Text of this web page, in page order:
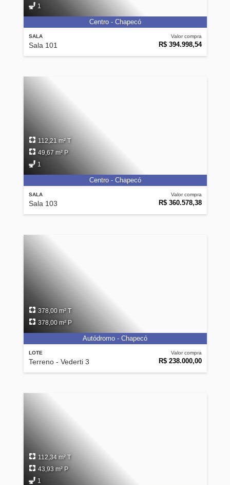
SALA
Sala 101
Valor compra
R$ 394.998,54
1
Centro - Chapecó
SALA
Sala 103
Valor compra
R$ 360.578,38
112,21 m² T
49,67 m² P
1
Centro - Chapecó
LOTE
Terreno - Vederti 3
Valor compra
R$ 238.000,00
378,00 m² T
378,00 m² P
Autódromo - Chapecó
112,34 m² T
43,93 m² P
1